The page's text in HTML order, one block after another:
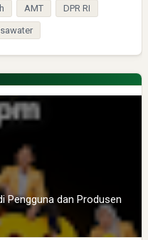
AMT DPR RI
Pengguna dan Produsen